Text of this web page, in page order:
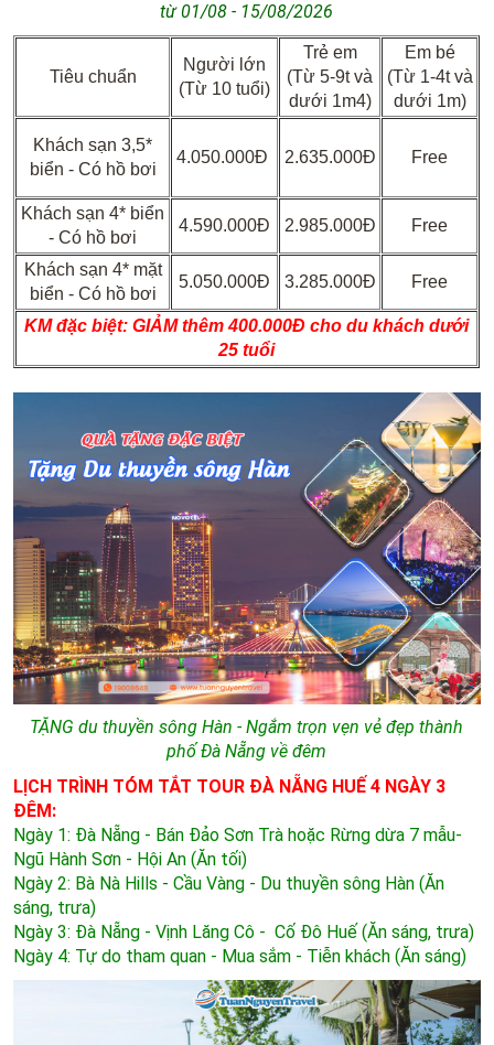
từ01/08 - 15/08/2026
Tiêu chuẩn
Người lớn
(Từ 10 tuổi)
Trẻ em
(Từ 5-9t và
dưới 1m4)
Em bé
(Từ 1-4t và
dưới 1m)
Khách sạn 3,5*
biển - Có hồ bơi
4.050.000Đ 2.635.000Đ Free
Khách sạn 4* biển
- Có hồ bơi
4.590.000Đ 2.985.000Đ Free
Khách sạn 4* mặt
biển - Có hồ bơi
5.050.000Đ 3.285.000Đ Free
KM đặc biệt: GIẢM thêm 400.000Đ cho du khách dưới
25 tuổi
TẶNG du thuyền sông Hàn - Ngắm trọn vẹn vẻ đẹp thành
phố Đà Nẵng về đêm
LỊCH TRÌNH TÓM TẮT TOUR ĐÀ NẴNG HUẾ 4 NGÀY 3
ĐÊM:
Ngày 1: Đà Nẵng - Bán Đảo Sơn Tràhoặc Rừng dừa 7 mẫu-
Ngũ Hành Sơn - Hội An (Ăn tối)
Ngày 2: Bà Nà Hills - Cầu Vàng - Du thuyền sông Hàn (Ăn
sáng, trưa)
Ngày 3: Đà Nẵng - Vịnh Lăng Cô - Cố Đô Huế (Ăn sáng, trưa)
Ngày 4: Tự do tham quan - Mua sắm - Tiễn khách (Ăn sáng)